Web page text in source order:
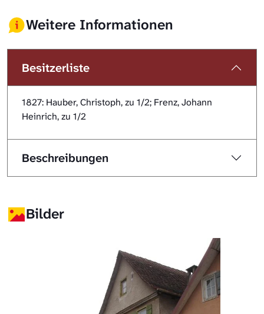
Weitere Informationen
Besitzerliste
1827: Hauber, Christoph, zu 1/2; Frenz, Johann
Heinrich, zu 1/2
Beschreibungen
Bilder